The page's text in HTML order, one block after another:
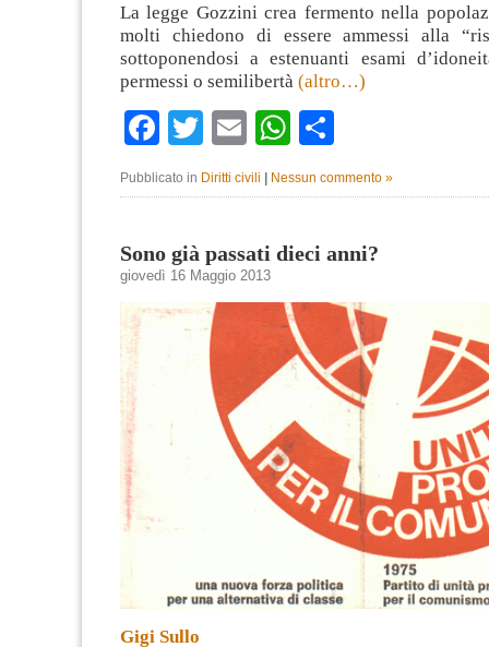
La legge Gozzini crea fermento nella
molti chiedono di essere ammessi alla
sottoponendosi a estenuanti esami
permessi o semilibertà (altro…)
Facebook
TwitterEmailWhatsApp
Pubblicato in Diritti civili | Nessun commento »
Sono già passati dieci anni?
giovedì 16 Maggio 2013
Gigi Sullo